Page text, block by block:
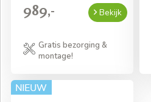
989,- Bekijk
Gratis bezorging &
montage!